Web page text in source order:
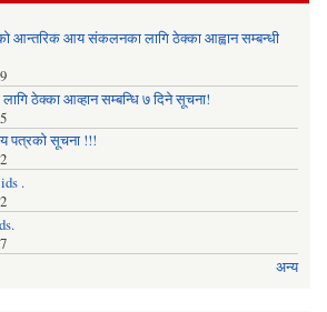
आन्तरिक आय संकलनका लागि ठेक्का आह्वान सम्बन्धी
ठेक्‍का आव्हान सम्बन्धि ७ दिने सूचना!
पत्रको सूचना !!!
.
अन्य